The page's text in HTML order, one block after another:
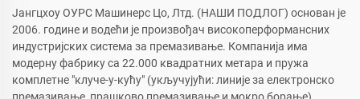
Јангцхоу ОУРС Машинерс Цо, Лтд. (НАШИ ПОДЛОГ) основан је
2006. године и водећи је произвођач високоперформансних
индустријских система за премазивање. Компанија има
модерну фабрику са 22.000 квадратних метара и пружа
комплетне "клуче-у-кућу" (укључујући: линије за електронско